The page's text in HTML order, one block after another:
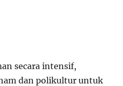
secara intensif,
dan polikultur untuk